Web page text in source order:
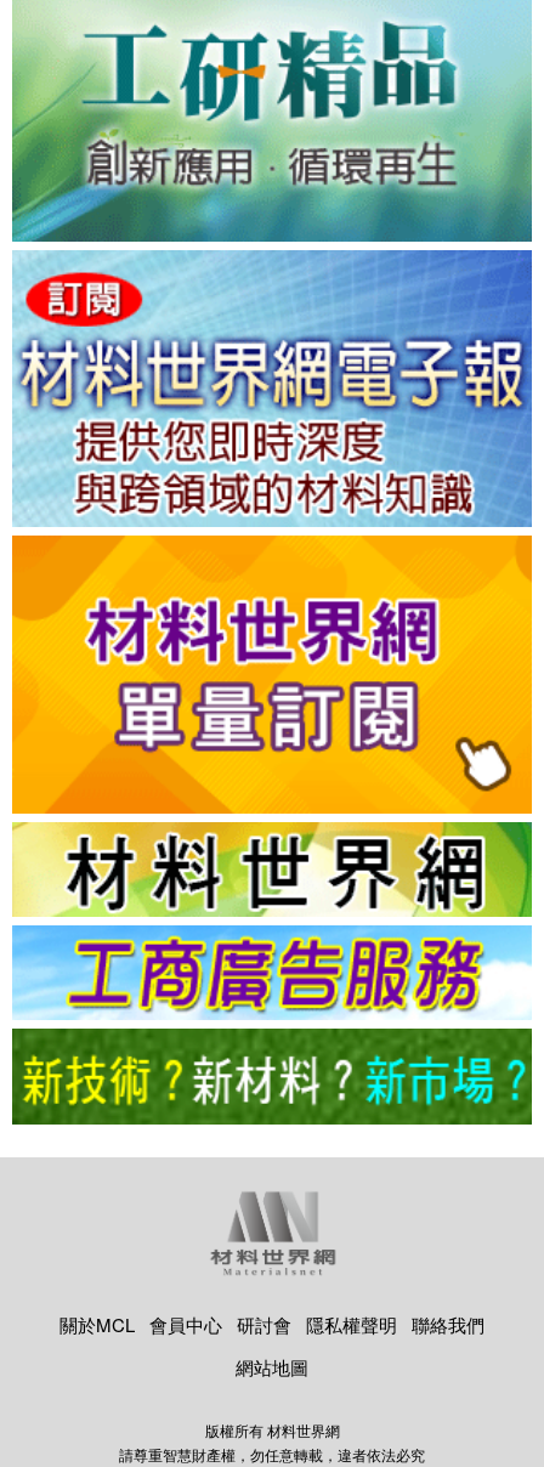
關於MCL 會員中心 研討會 隱私權聲明
聯絡我們
網站地圖
版權所有 材料世界網
請尊重智慧財產權，勿任意轉載，違者依法必究